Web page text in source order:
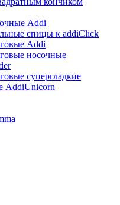
Addi
спицы к addiClick
Addi
носочные
супергладкие
AddiUnicorn